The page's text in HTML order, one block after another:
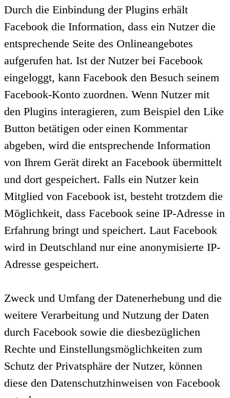
Durch die Einbindung der Plugins erhält
Facebook die Information, dass ein Nutzer die
entsprechende Seite des Onlineangebotes
aufgerufen hat. Ist der Nutzer bei Facebook
eingeloggt, kann Facebook den Besuch seinem
Facebook-Konto zuordnen. Wenn Nutzer mit
den Plugins interagieren, zum Beispiel den Like
Button betätigen oder einen Kommentar
abgeben, wird die entsprechende Information
von Ihrem Gerät direkt an Facebook übermittelt
und dort gespeichert. Falls ein Nutzer kein
Mitglied von Facebook ist, besteht trotzdem die
Möglichkeit, dass Facebook seine IP-Adresse in
Erfahrung bringt und speichert. Laut Facebook
wird in Deutschland nur eine anonymisierte IP-
Adresse gespeichert.
Zweck und Umfang der Datenerhebung und die
weitere Verarbeitung und Nutzung der Daten
durch Facebook sowie die diesbezüglichen
Rechte und Einstellungsmöglichkeiten zum
Schutz der Privatsphäre der Nutzer, können
diese den Datenschutzhinweisen von Facebook